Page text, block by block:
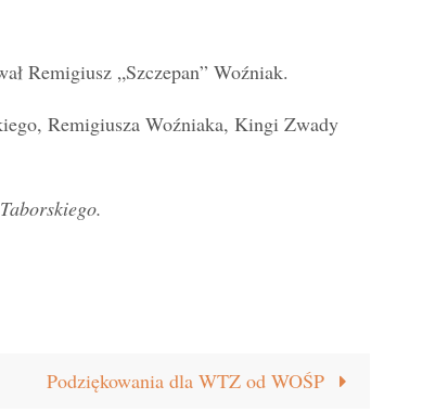
Remigiusz „Szczepan” Woźniak.
Remigiusza Woźniaka, Kingi Zwady
Podziękowania dla WTZ od WOŚP